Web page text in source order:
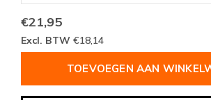
€21,95
Excl. BTW €18,14
TOEVOEGEN AAN